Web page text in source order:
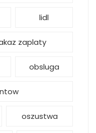
lidl
zaplaty
obsluga
oszustwa